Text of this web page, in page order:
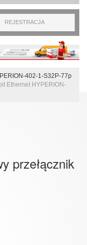
REJESTRACJA
402-1-S32P-77p
Ethernet HYPERION-
przełącznik